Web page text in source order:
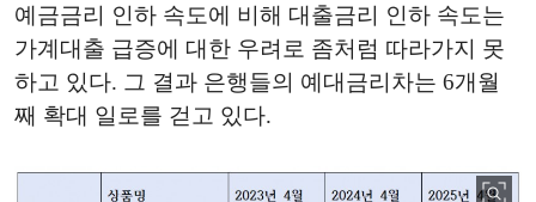
예금금리 인하 속도에 비해 대출금리 인하 속도는
가계대출 급증에 대한 우려로 좀처럼 따라가지 못
하고 있다. 그 결과 은행들의 예대금리차는 6개월
째 확대 일로를 걷고 있다.